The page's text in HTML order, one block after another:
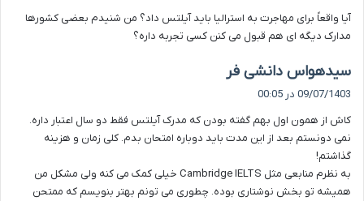
:
آیا واقعاً برای مهاجرت به استرالیا باید آیلتس داد؟ من شنیدم بعضی کشورها
مدارک دیگه ای هم قبول می کنن کسی تجربه داره؟
سیدهواس دانشی فر
:
09/07/1403 در 00:05
کاش از همون اول بهم گفته بودن که مدرک آیلتس فقط دو سال اعتبار داره.
نمی دونستم بعد از این مدت باید دوباره امتحان بدم. کلی زمان و هزینه
گذاشتم!
به نظرم منابعی مثل Cambridge IELTS خیلی کمک می کنه ولی مشکل من
همیشه تو بخش نوشتاری بوده. چطوری می تونم بهتر بنویسم که ممتحن